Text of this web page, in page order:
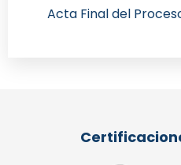
Acta Final del